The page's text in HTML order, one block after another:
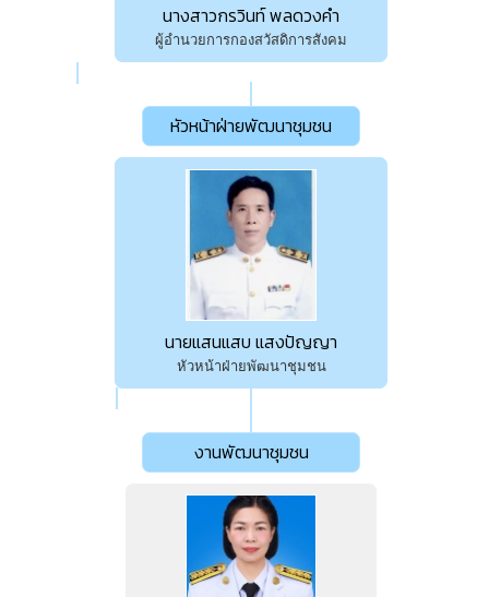
นางสาวกรวินท์ พลดวงคำ
ผู้อำนวยการกองสวัสดิการสังคม
หัวหน้าฝ่ายพัฒนาชุมชน
นายแสนแสบ แสงปัญญา
หัวหน้าฝ่ายพัฒนาชุมชน
งานพัฒนาชุมชน